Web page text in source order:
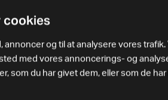
cookies
og til at analysere vores trafik.
med vores annoncerings- og
som du har givet dem, eller som de